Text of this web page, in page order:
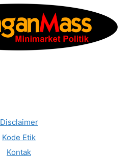
Disclaimer
Kode Etik
Kontak